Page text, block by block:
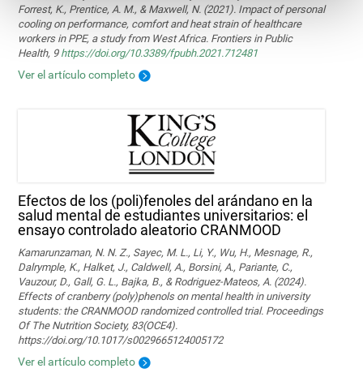
Forrest, K., Prentice, A. M., & Maxwell, N. (2021). Impact of personal
cooling on performance, comfort and heat strain of healthcare
workers in PPE, a study from West Africa. Frontiers in Public
Health, 9 https://doi.org/10.3389/fpubh.2021.712481
Ver el artículo completo
Efectos de los (poli)fenoles del arándano en la
salud mental de estudiantes universitarios: el
ensayo controlado aleatorio CRANMOOD
Kamarunzaman, N. N. Z., Sayec, M. L., Li, Y., Wu, H., Mesnage, R.,
Dalrymple, K., Halket, J., Caldwell, A., Borsini, A., Pariante, C.,
Vauzour, D., Gall, G. L., Bajka, B., & Rodriguez-Mateos, A. (2024).
Effects of cranberry (poly)phenols on mental health in university
students: the CRANMOOD randomized controlled trial. Proceedings
Of The Nutrition Society, 83(OCE4).
https://doi.org/10.1017/s0029665124005172
Ver el artículo completo